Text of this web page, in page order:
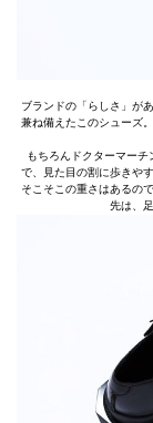
ブランドの「らしさ」が
兼ね備えたこのシューズ
もちろんドクターマー
で、見た目の割に歩きや
そこそこの重さはあるの
先は、